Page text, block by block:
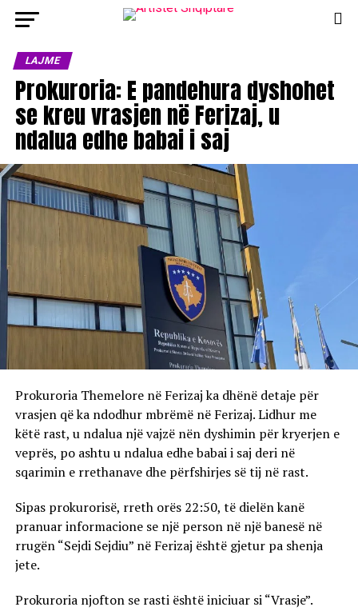
LAJME
Prokuroria: E pandehura dyshohet
se kreu vrasjen në Ferizaj, u
ndalua edhe babai i saj
Prokuroria Themelore në Ferizaj ka dhënë detaje për
vrasjen që ka ndodhur mbrëmë në Ferizaj. Lidhur me
këtë rast, u ndalua një vajzë nën dyshimin për kryerjen e
veprës, po ashtu u ndalua edhe babai i saj deri në
sqarimin e rrethanave dhe përfshirjes së tij në rast.
Sipas prokurorisë, rreth orës 22:50, të dielën kanë
pranuar informacione se një person në një banesë në
rrugën “Sejdi Sejdiu” në Ferizaj është gjetur pa shenja
jete.
Prokuroria njofton se rasti është iniciuar si “Vrasje”.